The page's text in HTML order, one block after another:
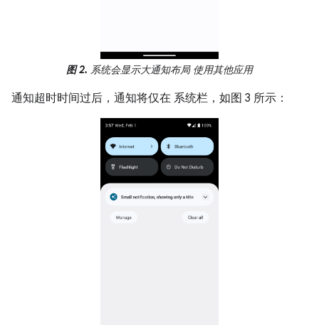
图 2. 系统会显示大通知布局 使用其他应用
通知超时时间过后，通知将仅在 系统栏，如图 3 所示：